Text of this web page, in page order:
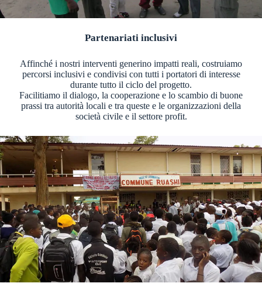
Partenariati inclusivi
Affinché i nostri interventi generino impatti reali, costruiamo
percorsi inclusivi e condivisi con tutti i portatori di interesse
durante tutto il ciclo del progetto.
Facilitiamo il dialogo, la cooperazione e lo scambio di buone
prassi tra autorità locali e tra queste e le organizzazioni della
società civile e il settore profit.